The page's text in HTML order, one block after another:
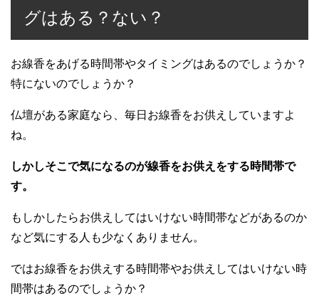
グはある？ない？
お線香をあげる時間帯やタイミングはあるのでしょうか？
特にないのでしょうか？
仏壇がある家庭なら、毎日お線香をお供えしていますよ
ね。
しかしそこで気になるのが線香をお供えをする時間帯で
す。
もしかしたらお供えしてはいけない時間帯などがあるのか
など気にする人も少なくありません。
ではお線香をお供えする時間帯やお供えしてはいけない時
間帯はあるのでしょうか？